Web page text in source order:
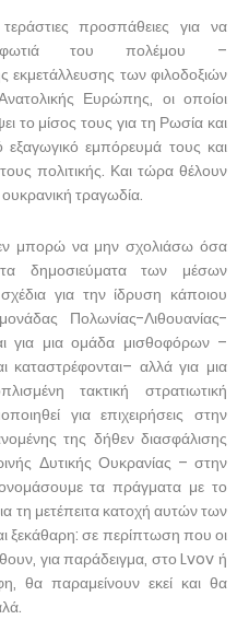
προσπάθειες για να
του πολέμου –
εκμετάλλευσης των φιλοδοξιών
Ευρώπης, οι οποίοι
το μίσος τους για τη Ρωσία και
εμπόρευμά τους και
πολιτικής. Και τώρα θέλουν
τραγωδία.
μπορώ να μην σχολιάσω όσα
δημοσιεύματα των μέσων
για την ίδρυση κάποιου
Πολωνίας-Λιθουανίας-
για μια ομάδα μισθοφόρων –
καταστρέφονται– αλλά για μια
τακτική στρατιωτική
για επιχειρήσεις στην
της δήθεν διασφάλισης
Δυτικής Ουκρανίας – στην
τα πράγματα με το
τη μετέπειτα κατοχή αυτών των
ξεκάθαρη: σε περίπτωση που οι
για παράδειγμα, στο Lvov ή
θα παραμείνουν εκεί και θα